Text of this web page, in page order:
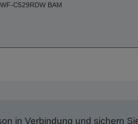
C529RDW BAM
in Verbindung und sichern